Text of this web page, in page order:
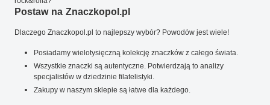
Postaw na Znaczkopol.pl
Dlaczego Znaczkopol.pl to najlepszy wybór? Powodów jest wiele!
Posiadamy wielotysięczną kolekcję znaczków z całego świata.
Wszystkie znaczki są autentyczne. Potwierdzają to analizy
specjalistów w dziedzinie filatelistyki.
Zakupy w naszym sklepie są łatwe dla każdego.